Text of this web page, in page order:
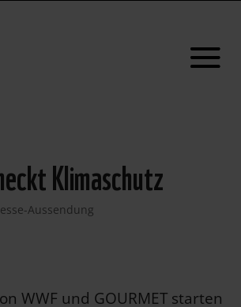
Klimaschutz
Aussendung
WWF und GOURMET starten